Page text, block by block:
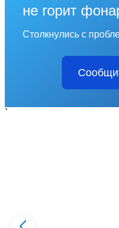
не горит
Столкнулись с
`